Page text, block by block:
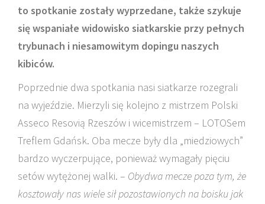
to spotkanie zostały wyprzedane, także szykuje
się wspaniałe widowisko siatkarskie przy pełnych
trybunach i niesamowitym dopingu naszych
kibiców.
Poprzednie dwa spotkania nasi siatkarze rozegrali
na wyjeździe. Mierzyli się kolejno z mistrzem Polski
Asseco Resovią Rzeszów i wicemistrzem – LOTOSem
Treflem Gdańsk. Oba mecze były dla „miedziowych”
bardzo wyczerpujące, ponieważ wymagały pięciu
setów wytężonej walki. – Obydwa mecze poza tym, że
kosztowały nas wiele sił pozostawionych na boisku jak